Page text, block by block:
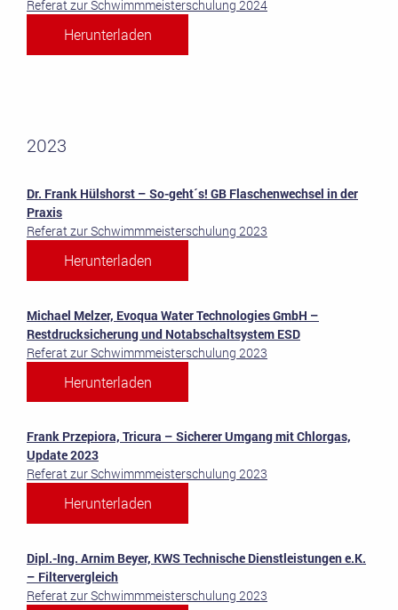
Referat zur Schwimmmeisterschulung 2024
Herunterladen
2023
Dr. Frank Hülshorst – So-geht´s! GB Flaschenwechsel in der
Praxis
Referat zur Schwimmmeisterschulung 2023
Herunterladen
Michael Melzer, Evoqua Water Technologies GmbH –
Restdrucksicherung und Notabschaltsystem ESD
Referat zur Schwimmmeisterschulung 2023
Herunterladen
Frank Przepiora, Tricura – Sicherer Umgang mit Chlorgas,
Update 2023
Referat zur Schwimmmeisterschulung 2023
Herunterladen
Dipl.-Ing. Arnim Beyer, KWS Technische Dienstleistungen e.K.
– Filtervergleich
Referat zur Schwimmmeisterschulung 2023